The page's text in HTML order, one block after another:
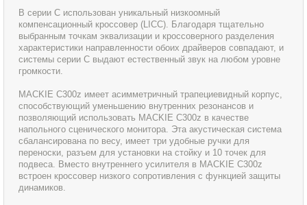
В серии С использован уникальный низкоомный
компенсационный кроссовер (LICC). Благодаря тщательно
выбранным точкам эквализации и кроссоверного разделения
характеристики направленности обоих драйверов совпадают, и
системы серии С выдают естественный звук на любом уровне
громкости.
MACKIE С300z имеет асимметричный трапециевидный корпус,
способствующий уменьшению внутренних резонансов и
позволяющий использовать MACKIE C300z в качестве
напольного сценического монитора. Эта акустическая система
сбалансирована по весу, имеет три удобные ручки для
переноски, разъем для установки на стойку и 10 точек для
подвеса. Вместо внутреннего усилителя в MACKIE C300z
встроен кроссовер низкого сопротивления с функцией защиты
динамиков.